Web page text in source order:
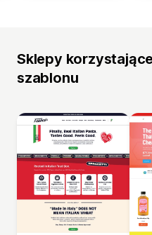
Sklepy
szablonu